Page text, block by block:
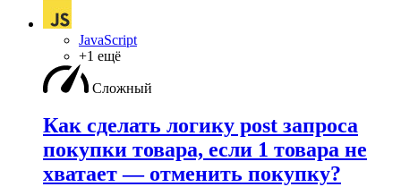
JavaScript
+1 ещё
Сложный
Как сделать логику post запроса
покупки товара, если 1 товара не
хватает — отменить покупку?